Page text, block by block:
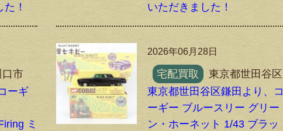
！
いただきました！
口市
ーギ
ミ
2026年06月28日
宅配買取
東京都世田谷区
東京都世田谷区鎌田より、コ
ーギー ブルースリー グリー
ン・ホーネット 1/43 ブラッ